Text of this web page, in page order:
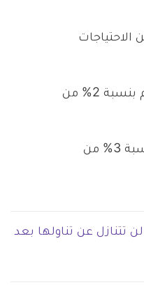
بنسبة 6% من الاحتياجات
فيتامين ب3 والمغنيسيوم بنسبة 2% من
بنسبة 3% من
لن تتنازل عن تناولها بعد